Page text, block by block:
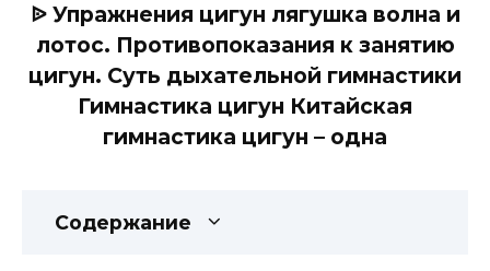
ᐉ Упражнения цигун лягушка волна и
лотос. Противопоказания к занятию
цигун. Суть дыхательной гимнастики
Гимнастика цигун Китайская
гимнастика цигун – одна
Содержание